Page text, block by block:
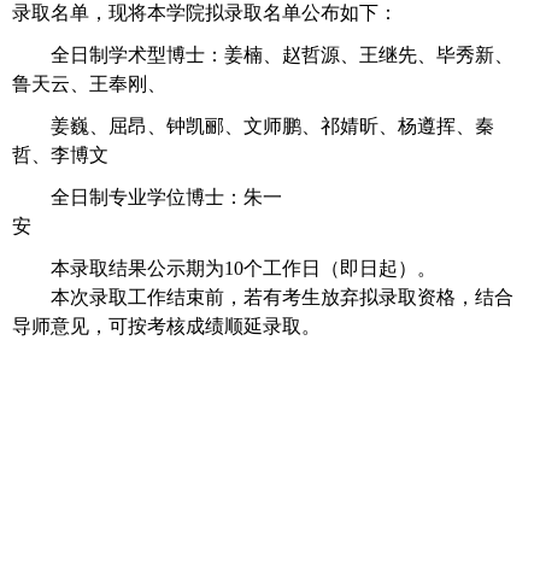
录取名单，现将本学院拟录取名单公布如下：
全日制学术型博士：姜楠、赵哲源、王继先、毕秀新、
鲁天云、王奉刚、
姜巍、屈昂、钟凯郦、文师鹏、祁婧昕、杨遵挥、秦
哲、李博文
全日制专业学位博士：朱一
安
本录取结果公示期为10个工作日（即日起）。
本次录取工作结束前，若有考生放弃拟录取资格，结合
导师意见，可按考核成绩顺延录取 。